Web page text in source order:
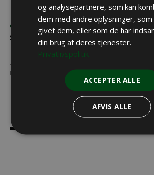
OPTIK
Sigtemidler til drivjagt
Jagtsæsonen står for døren, og det er på tide at få gjort
komme ud i naturen. Især drivjagten stiller nogle helt
og analysepartnere, som kan
dem med andre oplysninger, som
givet dem, eller som de har
din brug af deres tjenester.
Privatlivspolitik
ACCEPTER ALLE
AFVIS ALLE